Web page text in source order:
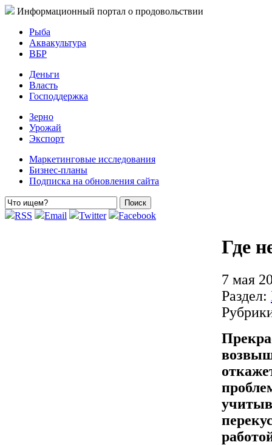
Информационный портал о продовольствии
Рыба
Аквакультура
ВБР
Деньги
Власть
Господдержка
Зерно
Урожай
Экспорт
Маркетинговые исследования
Бизнес-планы
Подписка на обновления сайта
RSS Email Twitter Facebook
Где
7 мая
Раздел: